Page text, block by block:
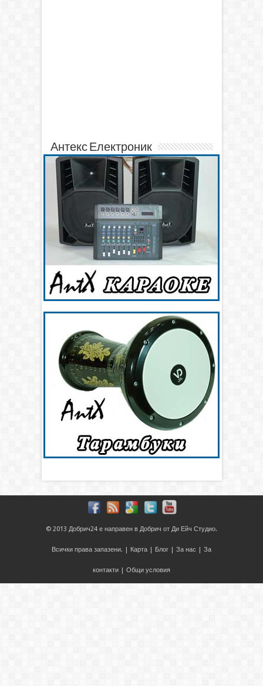
Антекс Електроник
© 2013 Добрич24 е направен в Добрич от Ди Ейч Студио.
Всички права запазени. | Карта Блог За нас За
контакти Общи условия